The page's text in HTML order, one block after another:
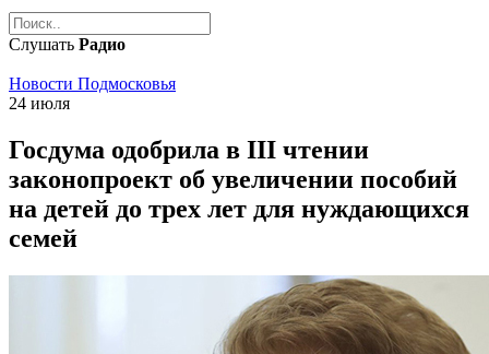
Слушать Радио
Новости Подмосковья
24 июля
Госдума одобрила в III чтении
законопроект об увеличении пособий
на детей до трех лет для нуждающихся
семей